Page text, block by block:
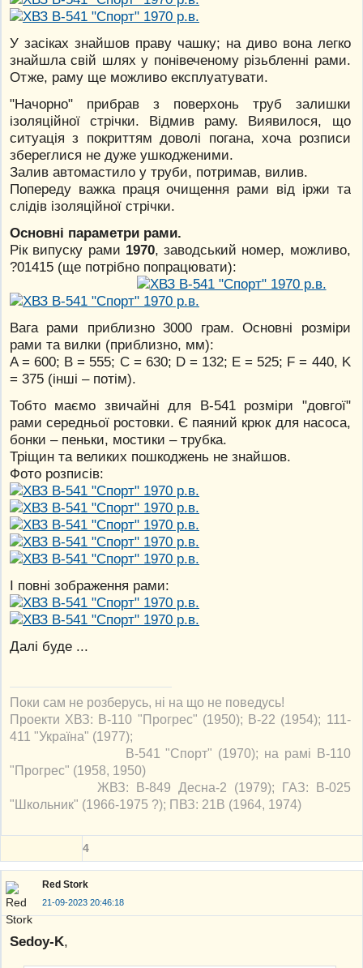
У засіках знайшов праву чашку; на диво вона легко
знайшла свій шлях у понівеченому різьбленні рами.
Отже, раму ще можливо експлуатувати.
"Начорно" прибрав з поверхонь труб залишки
ізоляційної стрічки. Відмив раму. Виявилося, що
ситуація з покриттям доволі погана, хоча розписи
збереглися не дуже ушкодженими.
Залив автомастило у труби, потримав, вилив.
Попереду важка праця очищення рами від іржи та
слідів ізоляційної стрічки.
Основні параметри рами.
Рік випуску рами 1970, заводський номер, можливо,
?01415 (ще потрібно попрацювати):
Вага рами приблизно 3000 грам. Основні розміри
рами та вилки (приблизно, мм):
A = 600; B = 555; C = 630; D = 132; E = 525; F = 440, K
= 375 (інші – потім).
Тобто маємо звичайні для В-541 розміри "довгої"
рами середньої ростовки. Є паяний крюк для насоса,
бонки – пеньки, мостики – трубка.
Тріщин та великих пошкоджень не знайшов.
Фото розписів:
І повні зображення рами:
Далі буде ...
Поки сам не розберусь, ні на що не поведусь!
Проекти ХВЗ: В-110 "Прогрес" (1950); В-22 (1954); 111-
411 "Україна" (1977);
В-541 "Спорт" (1970); на рамі В-110
"Прогрес" (1958, 1950)
ЖВЗ: В-849 Десна-2 (1979); ГАЗ: В-025
"Школьник" (1966-1975 ?); ПВЗ: 21В (1964, 1974)
4
Red Stork
21-09-2023 20:46:18
Sedoy-K,